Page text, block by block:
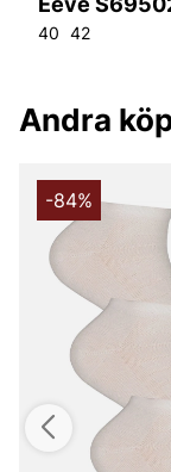
40 42
Andra
-84%